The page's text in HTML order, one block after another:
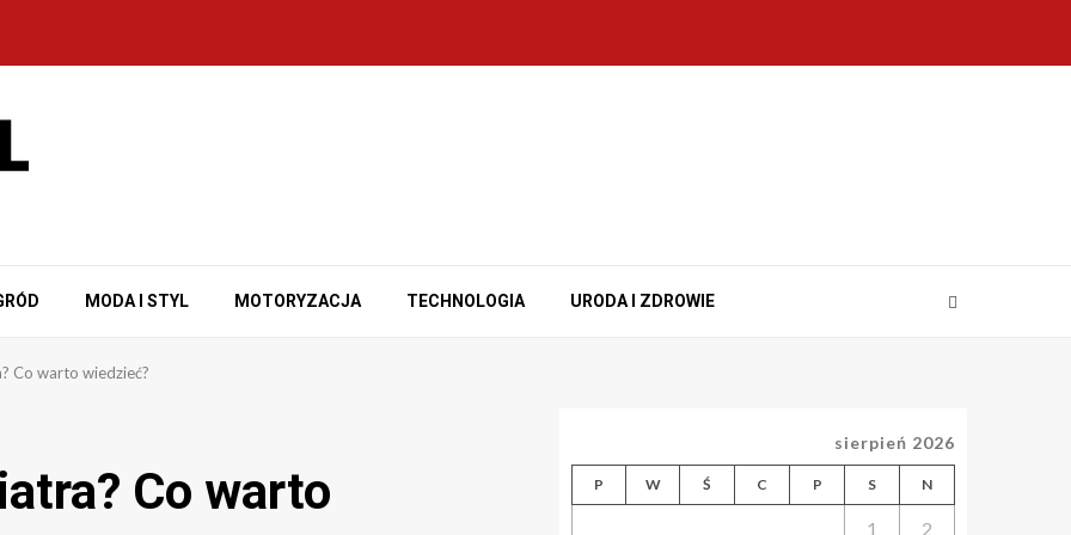
MODA I STYL MOTORYZACJA TECHNOLOGIA URODA I ZDROWIE
Co warto wiedzieć?
Co warto
sierpień 2026
P W Ś C P S N
1 2